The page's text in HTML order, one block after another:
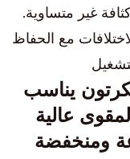
غير متساوية.
مع الحفاظ
يناسب
عالية
ومنخفضة